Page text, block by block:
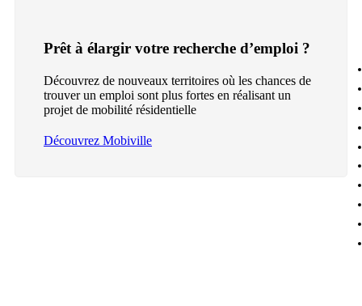
Prêt à élargir votre recherche d’emploi ?
Découvrez de nouveaux territoires où les chances de
trouver un emploi sont plus fortes en réalisant un
projet de mobilité résidentielle
Découvrez Mobiville